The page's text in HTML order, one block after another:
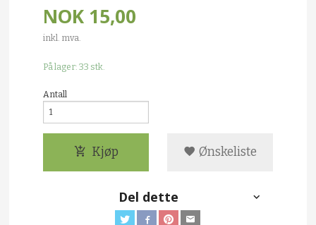
NOK 15,00
inkl. mva.
På lager: 33 stk.
Antall
Kjøp Ønskeliste
Del dette